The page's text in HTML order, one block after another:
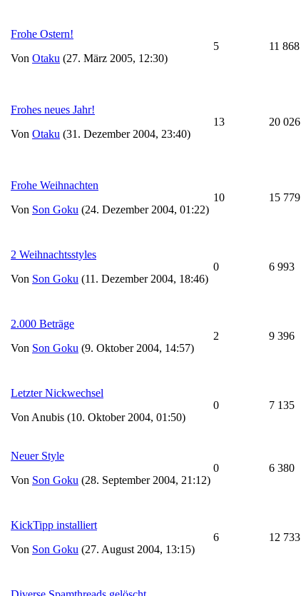
Frohe Ostern!
Von Otaku (27. März 2005, 12:30)
5 11 868
Frohes neues Jahr!
Von Otaku (31. Dezember 2004, 23:40)
13 20 026
Frohe Weihnachten
Von Son Goku (24. Dezember 2004, 01:22)
10 15 779
2 Weihnachtsstyles
Von Son Goku (11. Dezember 2004, 18:46)
0 6 993
2.000 Beträge
Von Son Goku (9. Oktober 2004, 14:57)
2 9 396
Letzter Nickwechsel
Von Anubis (10. Oktober 2004, 01:50)
0 7 135
Neuer Style
Von Son Goku (28. September 2004, 21:12)
0 6 380
KickTipp installiert
Von Son Goku (27. August 2004, 13:15)
6 12 733